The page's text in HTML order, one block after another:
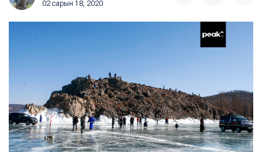
02 сарын 18, 2020